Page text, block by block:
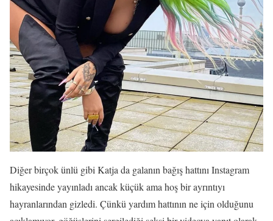
Diğer birçok ünlü gibi Katja da galanın bağış hattını Instagram
hikayesinde yayınladı ancak küçük ama hoş bir ayrıntıyı
hayranlarından gizledi. Çünkü yardım hattının ne için olduğunu